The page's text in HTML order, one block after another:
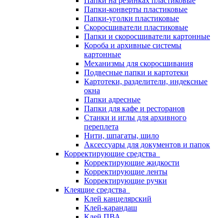
Папки-конверты пластиковые
Папки-уголки пластиковые
Скоросшиватели пластиковые
Папки и скоросшиватели картонные
Короба и архивные системы
картонные
Механизмы для скоросшивания
Подвесные папки и картотеки
Картотеки, разделители, индексные
окна
Папки адресные
Папки для кафе и ресторанов
Станки и иглы для архивного
переплета
Нити, шпагаты, шило
Аксессуары для документов и папок
Корректирующие средства
Корректирующие жидкости
Корректирующие ленты
Корректирующие ручки
Клеящие средства
Клей канцелярский
Клей-карандаш